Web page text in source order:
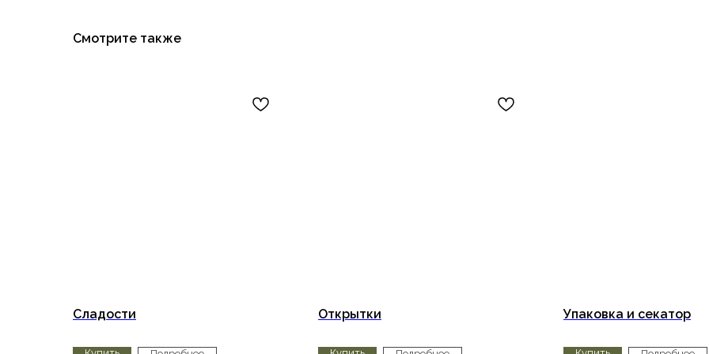
Смотрите также
Сладости Открытки Упаковка и секатор